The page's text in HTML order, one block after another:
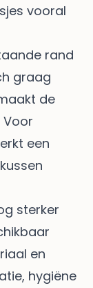
vooral
rand
graag
de
een
sterker
en
hygiëne